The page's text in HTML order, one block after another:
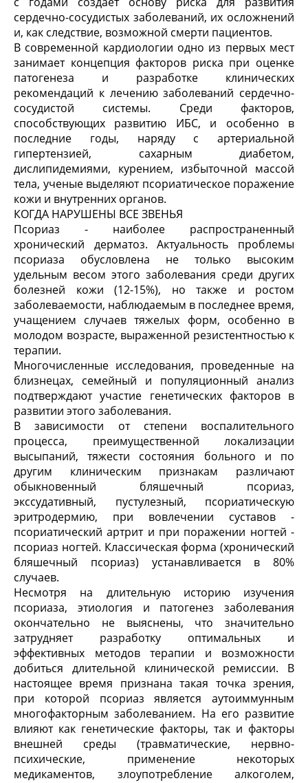
сердечно-сосудистых заболеваний, их осложнений
и, как следствие, возможной смерти пациентов.
В современной кардиологии одно из первых мест
занимает концепция факторов риска при оценке
патогенеза и разработке клинических
рекомендаций к лечению заболеваний сердечно-
сосудистой системы. Среди факторов,
способствующих развитию ИБС, и особенно в
последние годы, наряду с артериальной
гипертензией, сахарным диабетом,
дислипидемиями, курением, избыточной массой
тела, ученые выделяют псориатическое поражение
кожи и внутренних органов.
КОГДА НАРУШЕНЫ ВСЕ ЗВЕНЬЯ
Псориаз - наиболее распространенный
хронический дерматоз. Актуальность проблемы
псориаза обусловлена не только высоким
удельным весом этого заболевания среди других
болезней кожи (12-15%), но также и ростом
заболеваемости, наблюдаемым в последнее время,
учащением случаев тяжелых форм, особенно в
молодом возрасте, выраженной резистентностью к
терапии.
Многочисленные исследования, проведенные на
близнецах, семейный и популяционный анализ
подтверждают участие генетических факторов в
развитии этого заболевания.
В зависимости от степени воспалительного
процесса, преимущественной локализации
высыпаний, тяжести состояния больного и по
другим клиническим признакам различают
обыкновенный бляшечный псориаз,
экссудативный, пустулезный, псориатическую
эритродермию, при вовлечении суставов -
псориатический артрит и при поражении ногтей -
псориаз ногтей. Классическая форма (хронический
бляшечный псориаз) устанавливается в 80%
случаев.
Несмотря на длительную историю изучения
псориаза, этиология и патогенез заболевания
окончательно не выяснены, что значительно
затрудняет разработку оптимальных и
эффективных методов терапии и возможности
добиться длительной клинической ремиссии. В
настоящее время признана такая точка зрения,
при которой псориаз является аутоиммунным
многофакторным заболеванием. На его развитие
влияют как генетические факторы, так и факторы
внешней среды (травматические, нервно-
психические, применение некоторых
медикаментов, злоупотребление алкоголем,